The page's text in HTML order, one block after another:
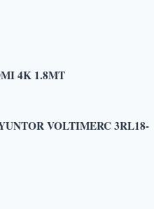
4K 1.8MT
VOLTIMERC 3RL18-